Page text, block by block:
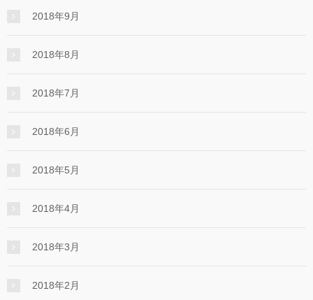
2018年9月
2018年8月
2018年7月
2018年6月
2018年5月
2018年4月
2018年3月
2018年2月